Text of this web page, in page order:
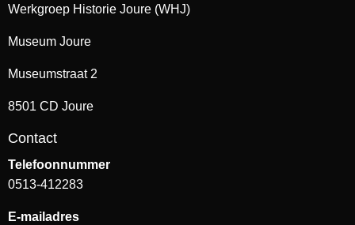
Werkgroep Historie Joure (WHJ)
Museum Joure
Museumstraat 2
8501 CD Joure
Contact
Telefoonnummer
0513-412283
E-mailadres